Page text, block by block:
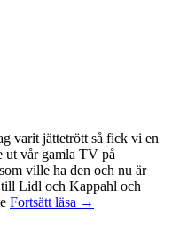
varit jättetrött så fick vi en
ut vår gamla TV på
ville ha den och nu är
Lidl och Kappahl och
Fortsätt läsa Idag
→